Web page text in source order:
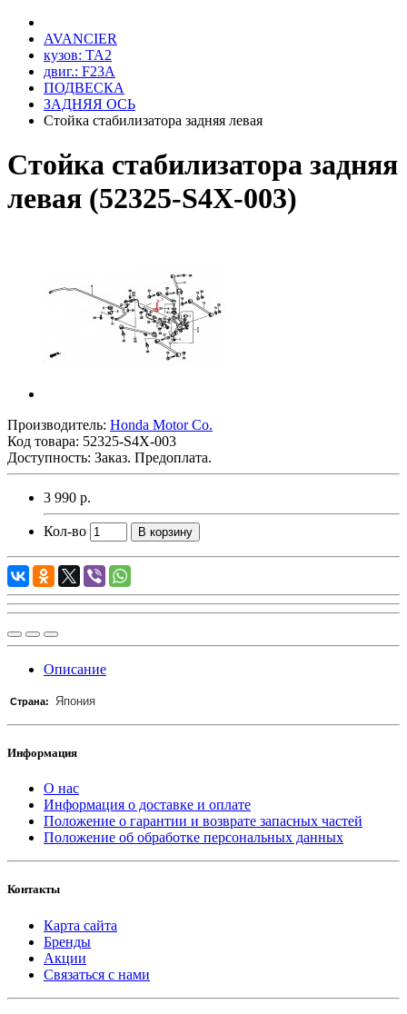
AVANCIER
кузов: TA2
двиг.: F23A
ПОДВЕСКА
ЗАДНЯЯ ОСЬ
Стойка стабилизатора задняя левая
Стойка стабилизатора задняя
левая (52325-S4X-003)
Производитель: Honda Motor Co.
Код товара: 52325-S4X-003
Доступность: Заказ. Предоплата.
3 990 р.
Кол-во В корзину
Описание
Страна: Япония
Информация
О нас
Информация о доставке и оплате
Положение о гарантии и возврате запасных частей
Положение об обработке персональных данных
Контакты
Карта сайта
Бренды
Акции
Связаться с нами